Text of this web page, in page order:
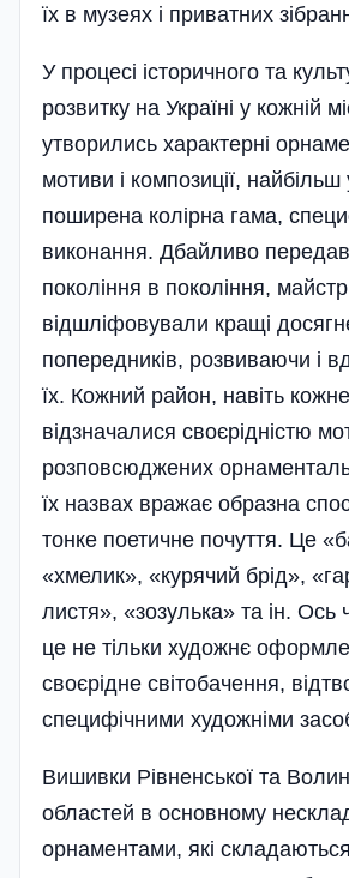
їх в музеях і приватних
У процесі історичного та
розвитку на Україні у кожній
утворились характерні
мотиви і композиції,
поширена колірна гама,
виконання. Дбайливо
покоління в покоління,
відшліфовували кращі
попередників, розвиваючи і
їх. Кожний район, навіть
відзначалися своєрідністю
розповсюджених
їх назвах вражає образ­на
тонке поетичне почуття. Це
«хмелик», «курячий брід»,
листя», «зозулька» та ін.
це не тільки худож­нє
своєрідне світо­бачення,
специфічни­ми художніми
Вишивки Рівненської та
областей в основно­му
орнаментами, які